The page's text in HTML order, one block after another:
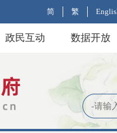
简 繁
政民互动 数据开放